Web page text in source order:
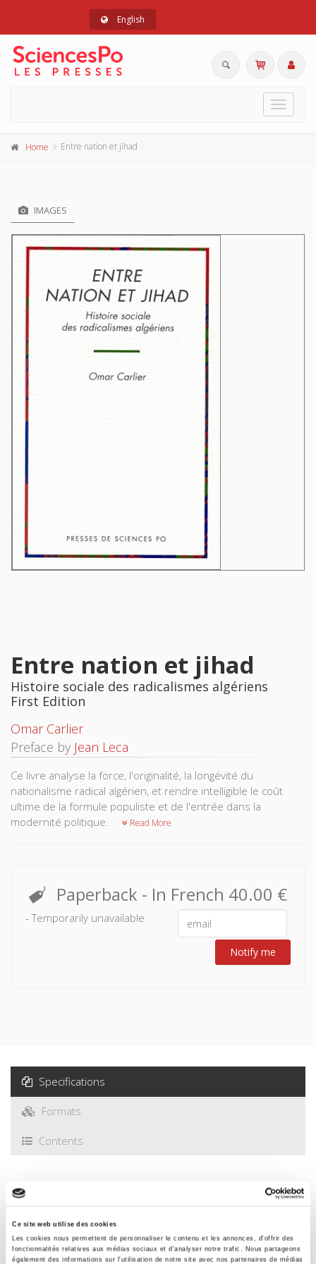
Ce site web utilise des cookies
Les cookies nous permettent de personnaliser le contenu et les annonces, d'offrir des
fonctionnalités relatives aux médias sociaux et d'analyser notre trafic. Nous partageons
également des informations sur l'utilisation de notre site avec nos partenaires de médias
English
Toggle
Home Entre nation et jihad
IMAGES
Entre nation et jihad
Histoire sociale des radicalismes algériens
First Edition
Omar Carlier
Preface by Jean Leca
Ce livre analyse la force, l'originalité, la longévité du
nationalisme radical algérien, et rendre intelligible le coût
ultime de la formule populiste et de l'entrée dans la
modernité politique.
Read More
Paperback - In French 40.00 €
- Temporarily unavailable
Notify me
Specifications
Formats
Contents
Specifications
Publisher
Presses de Sciences Po